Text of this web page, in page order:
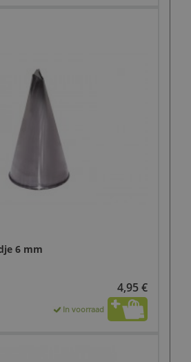
6 mm
4,95 €
In voorraad